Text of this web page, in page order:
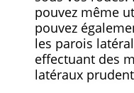
pouvez même
pouvez
les parois
effectuant des
latéraux